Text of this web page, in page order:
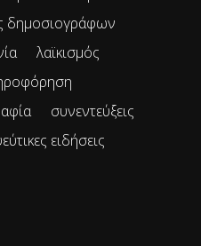
δημοσιογράφων
λαϊκισμός
συνεντεύξεις
ειδήσεις